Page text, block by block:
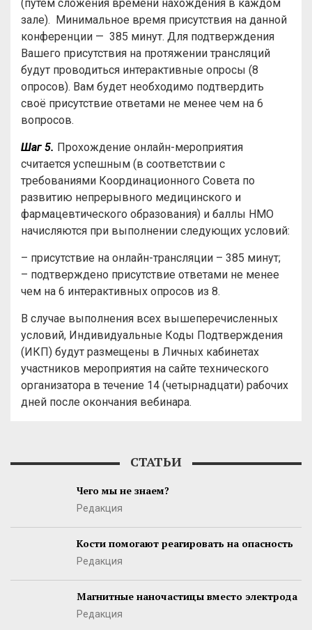
(путем сложения времени нахождения в каждом
зале). Минимальное время присутствия на данной
конференции — 385 минут. Для подтверждения
Вашего присутствия на протяжении трансляций
будут проводиться интерактивные опросы (8
опросов). Вам будет необходимо подтвердить
своё присутствие ответами не менее чем на 6
вопросов.
Шаг 5. Прохождение онлайн-мероприятия
считается успешным (в соответствии с
требованиями Координационного Совета по
развитию непрерывного медицинского и
фармацевтического образования) и баллы НМО
начисляются при выполнении следующих условий:
– присутствие на онлайн-трансляции – 385 минут;
– подтверждено присутствие ответами не менее
чем на 6 интерактивных опросов из 8.
В случае выполнения всех вышеперечисленных
условий, Индивидуальные Коды Подтверждения
(ИКП) будут размещены в Личных кабинетах
участников мероприятия на сайте технического
организатора в течение 14 (четырнадцати) рабочих
дней после окончания вебинара.
СТАТЬИ
Чего мы не знаем?
Редакция
Кости помогают реагировать на опасность
Редакция
Магнитные наночастицы вместо электрода
Редакция